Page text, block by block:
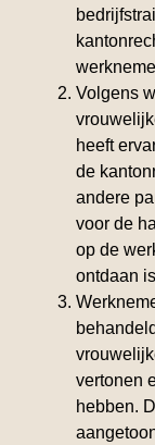
Volgens
heeft
de
andere
voor de
op de
ontdaan
vertonen
hebben.